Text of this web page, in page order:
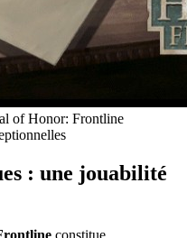
of Honor: Frontline
: une jouabilité